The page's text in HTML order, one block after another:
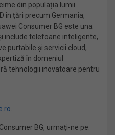
din populația lumii.
în țări precum Germania,
Consumer BG este una
include telefoane inteligente,
purtabile și servicii cloud,
în domeniul
tehnologii inovatoare pentru
BG, urmați-ne pe: